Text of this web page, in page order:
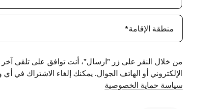
منطقة الإقامة*
من خلال النقر على زر "ارسال"، أنت توافق على
الإلكتروني أو الهاتف الجوال. يمكنك إلغاء الاشتراك في
سياسة حماية الخصوصية